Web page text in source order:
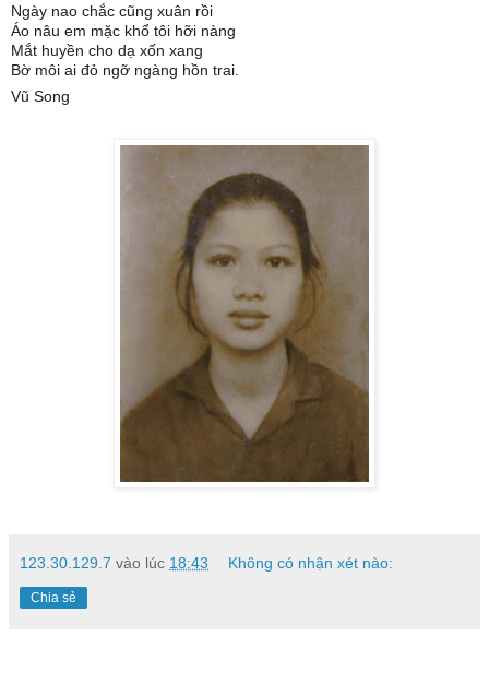
Ngày nao chắc cũng xuân rồi
Áo nâu em mặc khổ tôi hỡi nàng
Mắt huyền cho dạ xốn xang
Bờ môi ai đỏ ngỡ ngàng hồn trai.
Vũ Song
123.30.129.7 vào lúc 18:43 Không có nhận xét nào:
Chia sẻ